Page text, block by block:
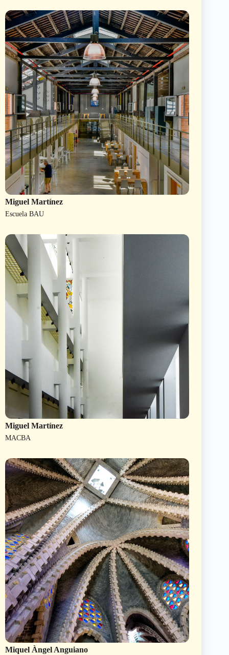
Miguel Martínez
Escuela BAU
Miguel Martínez
MACBA
Miquel Àngel Anguiano